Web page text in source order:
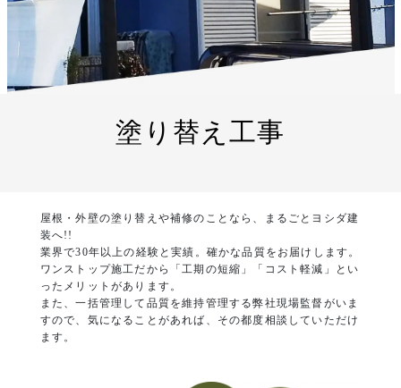
塗り替え工事
屋根・外壁の塗り替えや補修のことなら、まるごとヨシダ建
装へ!!
業界で30年以上の経験と実績。確かな品質をお届けします。
ワンストップ施工だから「工期の短縮」「コスト軽減」とい
ったメリットがあります。
また、一括管理して品質を維持管理する弊社現場監督がいま
すので、気になることがあれば、その都度相談していただけ
ます。